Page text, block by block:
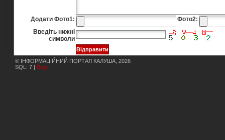
Додати Фото1:
Фото2:
Введіть нижні
символи
© ІНФОРМАЦІЙНИЙ ПОРТАЛ КАЛУША, 2026
SQL: 7 | Вхід